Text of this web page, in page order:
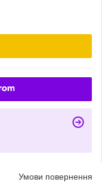
Умови повернення